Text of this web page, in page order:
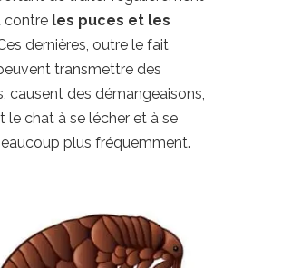
contre les puces et les
dernières, outre le fait
transmettre des
causent des démangeaisons,
le chat à se lécher et à se
plus fréquemment.